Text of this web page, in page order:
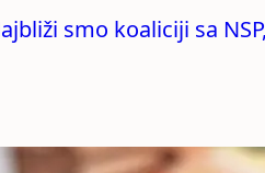
smo koaliciji sa